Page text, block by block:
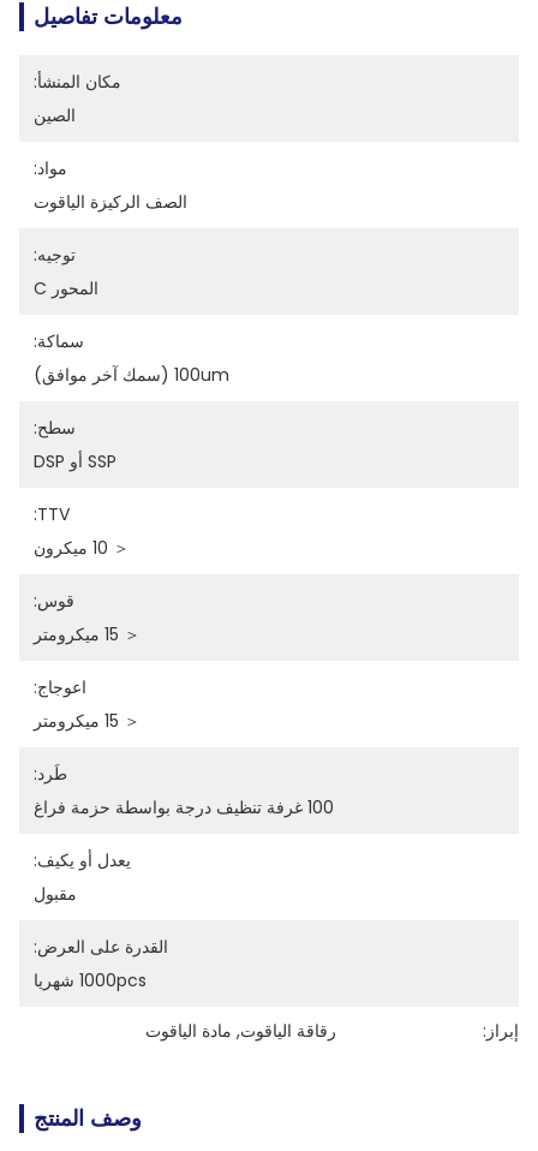
معلومات تفاصيل
مكان المنشأ:
الصين
مواد:
الصف الركيزة الياقوت
توجيه:
المحور C
سماكة:
100um (سمك آخر موافق)
سطح:
SSP أو DSP
TTV:
＜ 10 ميكرون
قوس:
＜ 15 ميكرومتر
اعوجاج:
＜ 15 ميكرومتر
طَرد:
100 غرفة تنظيف درجة بواسطة حزمة فراغ
يعدل أو يكيف:
مقبول
القدرة على العرض:
1000pcs شهريا
إبراز: رقاقة الياقوت, مادة الياقوت
وصف المنتج